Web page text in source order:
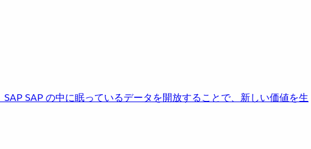
SAPSAP の中に眠っているデータを開放することで、新しい価値を生